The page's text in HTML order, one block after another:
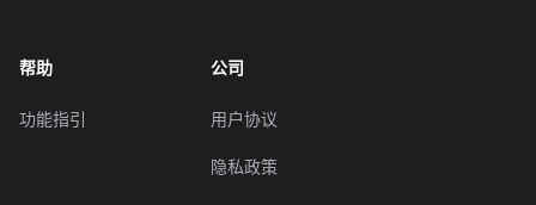
帮助
功能指引
公司
用户协议
隐私政策